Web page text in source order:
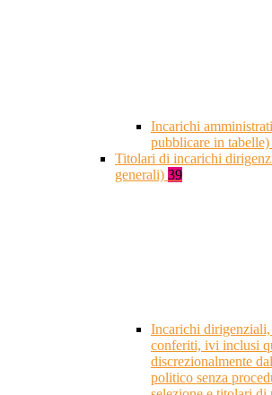
Incarichi
pubblicare in tabelle)
Titolari di incarichi
generali) 39
Incarichi
conferiti, ivi inclusi
discrezionalmente
politico senza